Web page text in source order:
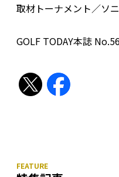
取材トーナメント／ソ
GOLF TODAY本誌